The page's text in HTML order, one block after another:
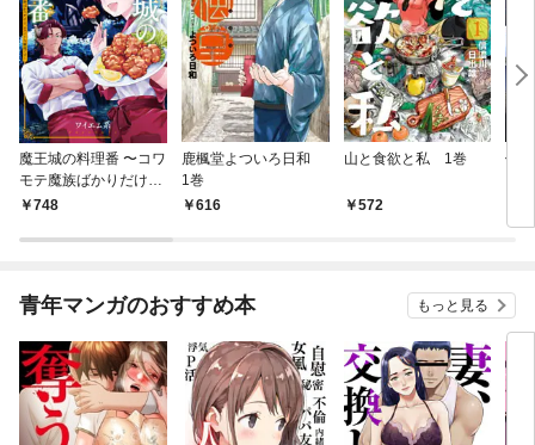
魔王城の料理番 〜コワ
モテ魔族ばかりだけ
ど、ホワイトな職場で
748
鹿楓堂よついろ日和
1巻
616
山と食欲と私 1巻
572
俺
青年マンガのおすすめ本 もっと見る